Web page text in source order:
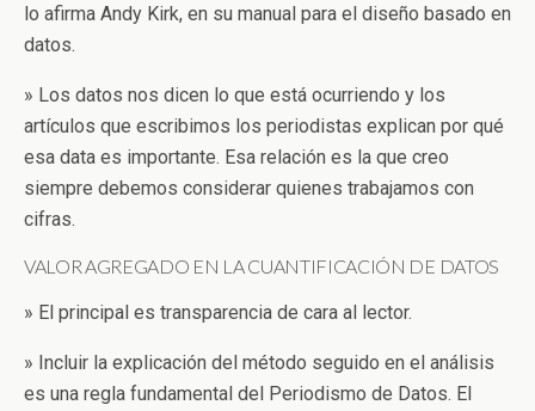
lo afirma Andy Kirk, en su manual para el diseño basado en
datos.
» Los datos nos dicen lo que está ocurriendo y los
artículos que escribimos los periodistas explican por qué
esa data es importante. Esa relación es la que creo
siempre debemos considerar quienes trabajamos con
cifras.
VALOR AGREGADO EN LA CUANTIFICACIÓN DE DATOS
» El principal es transparencia de cara al lector.
» Incluir la explicación del método seguido en el análisis
es una regla fundamental del Periodismo de Datos. El